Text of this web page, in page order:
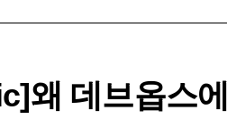
왜 데브옵스